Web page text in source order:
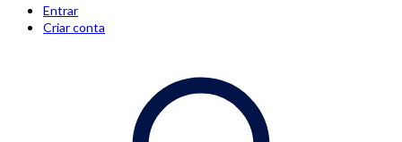
Entrar
Criar conta